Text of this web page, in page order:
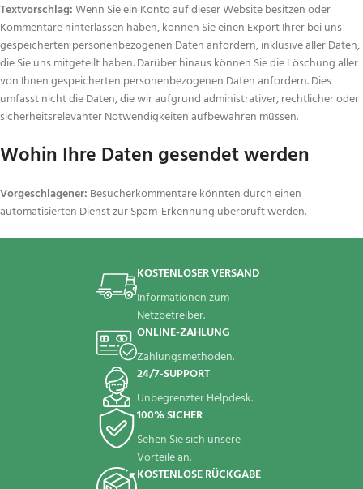
Textvorschlag:Wenn Sie ein Konto auf dieser Website besitzen oder
Kommentare hinterlassen haben, können Sie einen Export Ihrer bei uns
gespeicherten personenbezogenen Daten anfordern, inklusive aller Daten,
die Sie uns mitgeteilt haben. Darüber hinaus können Sie die Löschung aller
von Ihnen gespeicherten personenbezogenen Daten anfordern. Dies
umfasst nicht die Daten, die wir aufgrund administrativer, rechtlicher oder
sicherheitsrelevanter Notwendigkeiten aufbewahren müssen.
Wohin Ihre Daten gesendet werden
Vorgeschlagener: Besucherkommentare könnten durch einen
automatisierten Dienst zur Spam-Erkennung überprüft werden.
KOSTENLOSER VERSAND
Informationen zum
Netzbetreiber.
ONLINE-ZAHLUNG
Zahlungsmethoden.
24/7-SUPPORT
Unbegrenzter Helpdesk.
100% SICHER
Sehen Sie sich unsere
Vorteile an.
KOSTENLOSE RÜCKGABE